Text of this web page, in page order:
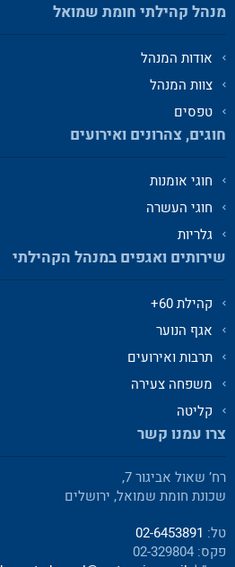
מנהל קהילתי חומת שמואל
אודות המנהל
צוות המנהל
טפסים
חוגים, צהרונים ואירועים
חוגי אומנות
חוגי העשרה
גלריות
שירותים ואגפים במנהל הקהילתי
קהילת 60+
אגף הנוער
תרבות ואירועים
משפחה צעירה
קליטה
צרו עמנו קשר
רח’ שאול אביגור 7,
שכונת חומת שמואל, ירושלים
טל: 02-6453891
פקס: 02-329804